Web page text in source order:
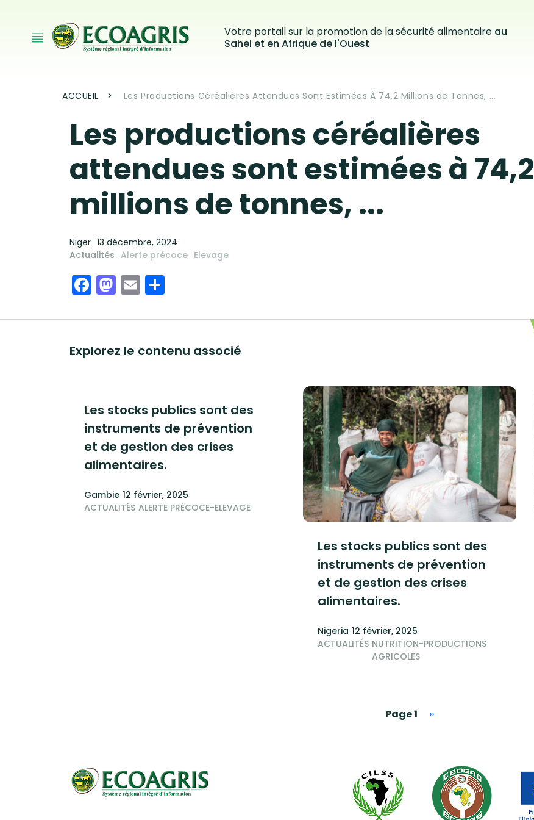
Votre portail sur la promotion de la sécurité alimentaire au
Sahel et en Afrique de l'Ouest
Fil d'Ariane
ACCUEIL Les Productions Céréalières Attendues Sont Estimées À 74,2 Millions de Tonnes, ...
Les productions céréalières
attendues sont estimées à 74,2
millions de tonnes, ...
Niger
13 décembre, 2024
Actualités Alerte précoce Elevage
Facebook
Mastodon
Email
Explorez le contenu associé
Les stocks publics sont des
instruments de prévention
et de gestion des crises
alimentaires.
Gambie 12 février, 2025
ACTUALITÉS ALERTE PRÉCOCE-ELEVAGE
Les stocks publics sont des
instruments de prévention
et de gestion des crises
alimentaires.
Nigeria 12 février, 2025
ACTUALITÉS NUTRITION-PRODUCTIONS
AGRICOLES
Page 1 Page suivante
››